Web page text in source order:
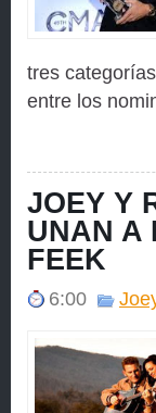
tres
entre los
JOEY Y
UNAN A
FEEK
6:00